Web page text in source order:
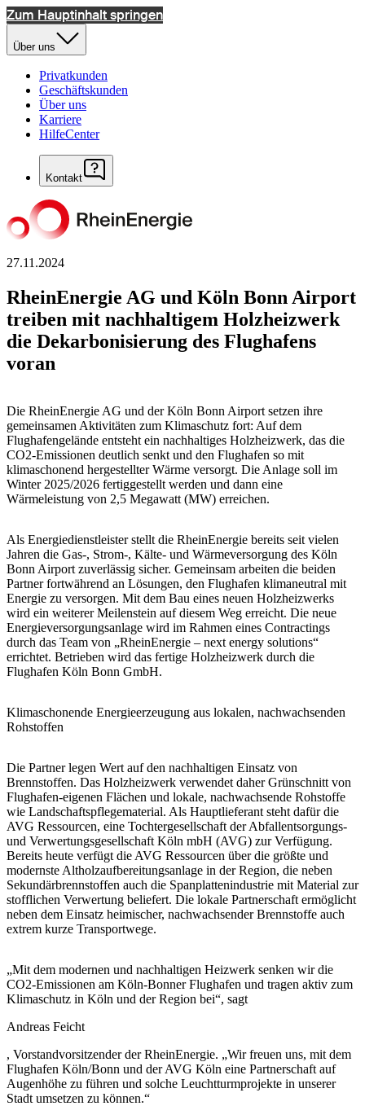
Zum Hauptinhalt springen
Über uns
Privatkunden
Geschäftskunden
Über uns
Karriere
HilfeCenter
Kontakt
27.11.2024
RheinEnergie AG und Köln Bonn Airport
treiben mit nachhaltigem Holzheizwerk
die Dekarbonisierung des Flughafens
voran
Die RheinEnergie AG und der Köln Bonn Airport setzen ihre
gemeinsamen Aktivitäten zum Klimaschutz fort: Auf dem
Flughafengelände entsteht ein nachhaltiges Holzheizwerk, das die
CO2-Emissionen deutlich senkt und den Flughafen so mit
klimaschonend hergestellter Wärme versorgt. Die Anlage soll im
Winter 2025/2026 fertiggestellt werden und dann eine
Wärmeleistung von 2,5 Megawatt (MW) erreichen.
Als Energiedienstleister stellt die RheinEnergie bereits seit vielen
Jahren die Gas-, Strom-, Kälte- und Wärmeversorgung des Köln
Bonn Airport zuverlässig sicher. Gemeinsam arbeiten die beiden
Partner fortwährend an Lösungen, den Flughafen klimaneutral mit
Energie zu versorgen. Mit dem Bau eines neuen Holzheizwerks
wird ein weiterer Meilenstein auf diesem Weg erreicht. Die neue
Energieversorgungsanlage wird im Rahmen eines Contractings
durch das Team von „RheinEnergie – next energy solutions“
errichtet. Betrieben wird das fertige Holzheizwerk durch die
Flughafen Köln Bonn GmbH.
Klimaschonende Energieerzeugung aus lokalen, nachwachsenden
Rohstoffen
Die Partner legen Wert auf den nachhaltigen Einsatz von
Brennstoffen. Das Holzheizwerk verwendet daher Grünschnitt von
Flughafen-eigenen Flächen und lokale, nachwachsende Rohstoffe
wie Landschaftspflegematerial. Als Hauptlieferant steht dafür die
AVG Ressourcen, eine Tochtergesellschaft der Abfallentsorgungs-
und Verwertungsgesellschaft Köln mbH (AVG) zur Verfügung.
Bereits heute verfügt die AVG Ressourcen über die größte und
modernste Altholzaufbereitungsanlage in der Region, die neben
Sekundärbrennstoffen auch die Spanplattenindustrie mit Material zur
stofflichen Verwertung beliefert. Die lokale Partnerschaft ermöglicht
neben dem Einsatz heimischer, nachwachsender Brennstoffe auch
extrem kurze Transportwege.
„Mit dem modernen und nachhaltigen Heizwerk senken wir die
CO2-Emissionen am Köln-Bonner Flughafen und tragen aktiv zum
Klimaschutz in Köln und der Region bei“, sagt
Andreas Feicht
, Vorstandvorsitzender der RheinEnergie. „Wir freuen uns, mit dem
Flughafen Köln/Bonn und der AVG Köln eine Partnerschaft auf
Augenhöhe zu führen und solche Leuchtturmprojekte in unserer
Stadt umsetzen zu können.“